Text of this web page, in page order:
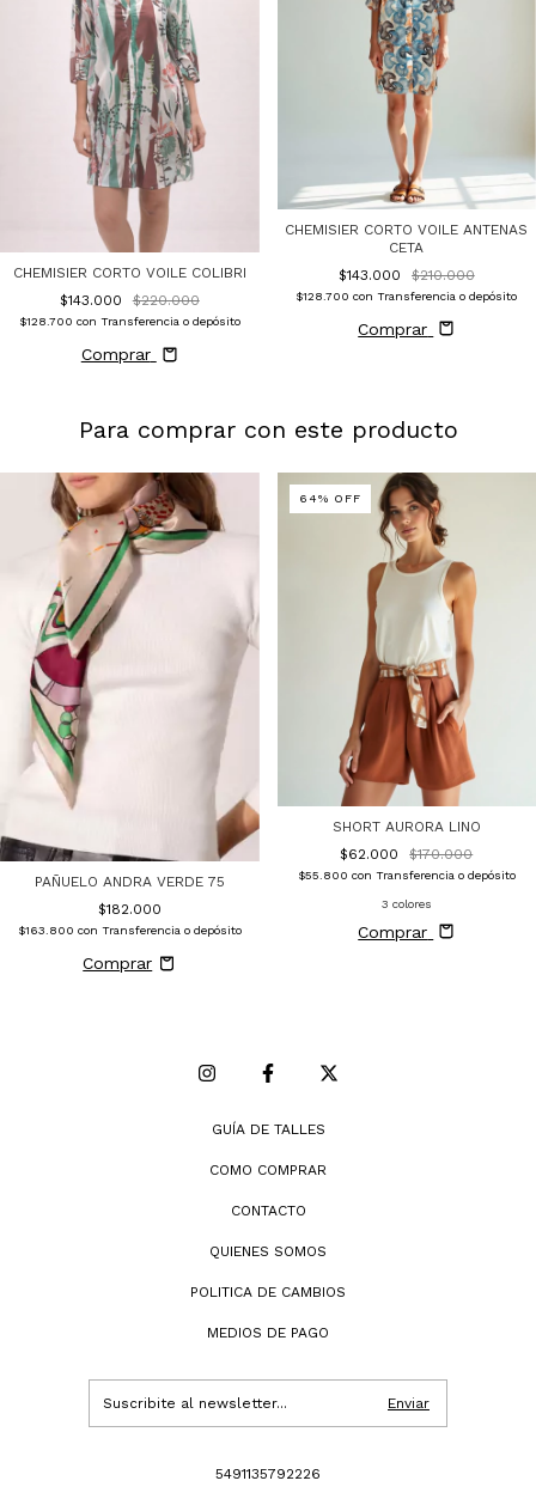
CHEMISIER CORTO VOILE COLIBRI
$143.000
$220.000
$128.700 con Transferencia o depósito
Comprar
CHEMISIER CORTO VOILE ANTENAS
CETA
$143.000
$210.000
$128.700con Transferencia o depósito
Comprar
Para comprar con este producto
PAÑUELO ANDRA VERDE 75
$182.000
$163.800 con Transferencia o depósito
64% OFF
SHORT AURORA LINO
$62.000
$170.000
$55.800 con Transferencia o depósito
3 colores
Comprar
GUÍA DE TALLES
COMO COMPRAR
CONTACTO
QUIENES SOMOS
POLITICA DE CAMBIOS
MEDIOS DE PAGO
5491135792226